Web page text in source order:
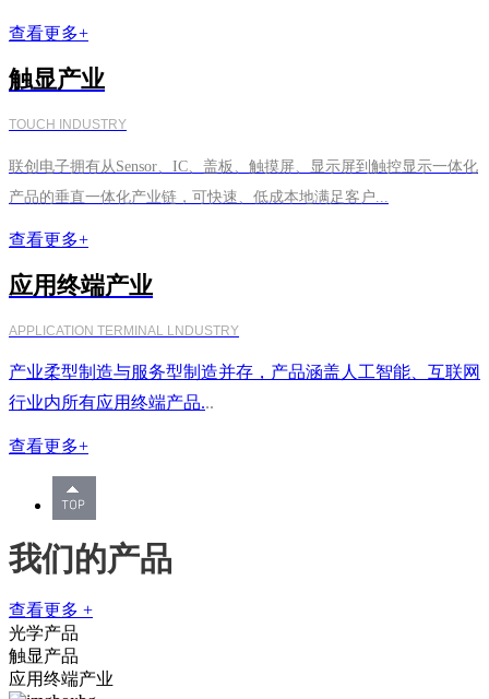
查看更多+
触显产业
TOUCH INDUSTRY
联创电子拥有从Sensor、IC、盖板、触摸屏、显示屏到触控显示一体化
产品的垂直一体化产业链，可快速、低成本地满足客户...
查看更多+
应用终端产业
APPLICATION TERMINAL LNDUSTRY
产业柔型制造与服务型制造并存，产品涵盖人工智能、互联网
行业内所有应用终端产品...
查看更多+
我们的产品
查看更多 +
光学产品
触显产品
应用终端产业